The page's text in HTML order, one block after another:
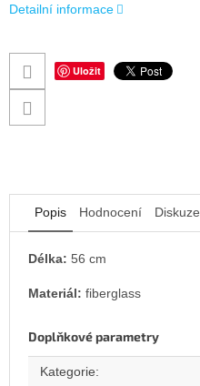
Detailní informace
Uložit
Popis Hodnocení Diskuze
Délka: 56 cm
Materiál: fiberglass
Doplňkové parametry
Kategorie: